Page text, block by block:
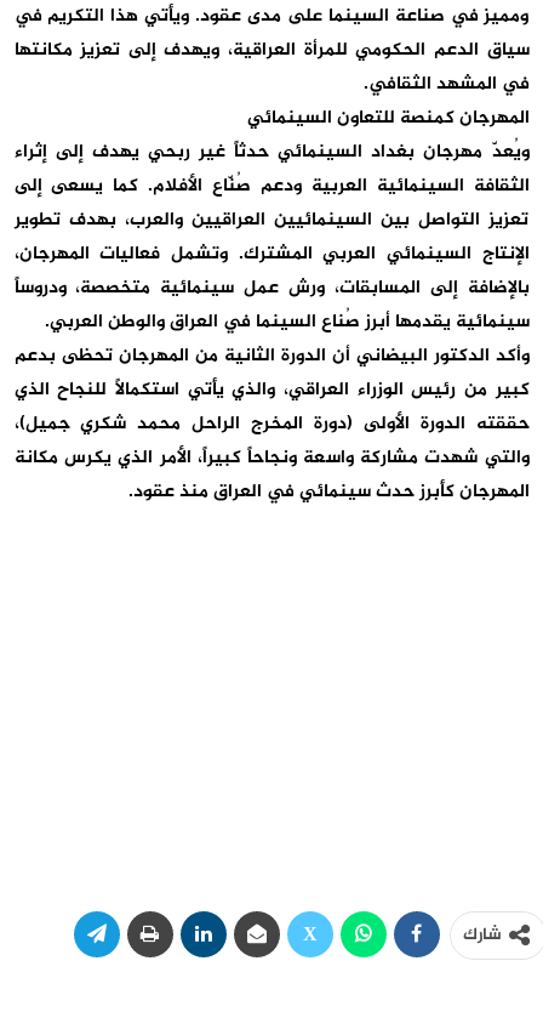
ومميز في صناعة السينما على مدى عقود. ويأتي هذا التكريم في
سياق الدعم الحكومي للمرأة العراقية، ويهدف إلى تعزيز مكانتها
في المشهد الثقافي.
المهرجان كمنصة للتعاون السينمائي
ويُعدّ مهرجان بغداد السينمائي حدثاً غير ربحي يهدف إلى إثراء
الثقافة السينمائية العربية ودعم صُنّاع الأفلام. كما يسعى إلى
تعزيز التواصل بين السينمائيين العراقيين والعرب، بهدف تطوير
الإنتاج السينمائي العربي المشترك. وتشمل فعاليات المهرجان،
بالإضافة إلى المسابقات، ورش عمل سينمائية متخصصة، ودروساً
سينمائية يقدمها أبرز صُناع السينما في العراق والوطن العربي.
وأكد الدكتور البيضاني أن الدورة الثانية من المهرجان تحظى بدعم
كبير من رئيس الوزراء العراقي، والذي يأتي استكمالاً للنجاح الذي
حققته الدورة الأولى (دورة المخرج الراحل محمد شكري جميل)،
والتي شهدت مشاركة واسعة ونجاحاً كبيراً، الأمر الذي يكرس مكانة
المهرجان كأبرز حدث سينمائي في العراق منذ عقود.
شارك